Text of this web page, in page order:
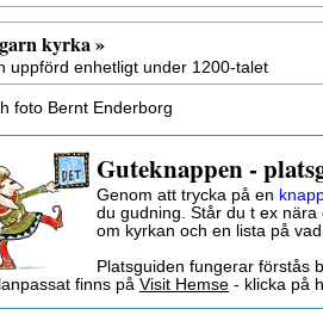
kyrka »
uppförd enhetligt under 1200-talet
foto Bernt Enderborg
Guteknappen -
Genom att trycka på en
du gudning. Står du t ex
om kyrkan och en lista på
Platsguiden fungerar förstås
finns på Visit Hemse - klicka på